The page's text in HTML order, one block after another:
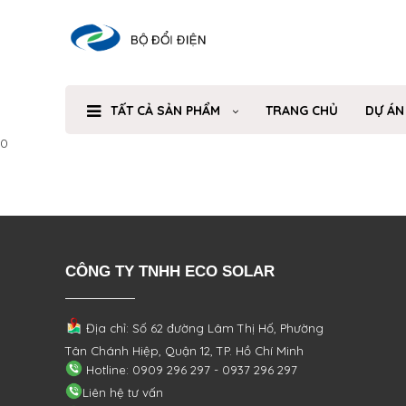
TẤT CẢ SẢN PHẨM TRANG CHỦ
DỰ ÁN
0
CÔNG TY TNHH ECO SOLAR
Địa chỉ: Số 62 đường Lâm Thị Hố, Phường
Tân Chánh Hiệp, Quận 12, TP. Hồ Chí Minh
Hotline: 0909 296 297 - 0937 296 297
Liên hệ tư vấn